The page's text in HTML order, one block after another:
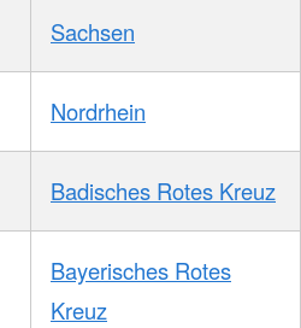
Sachsen
Nordrhein
Badisches Rotes Kreuz
Bayerisches Rotes
Kreuz